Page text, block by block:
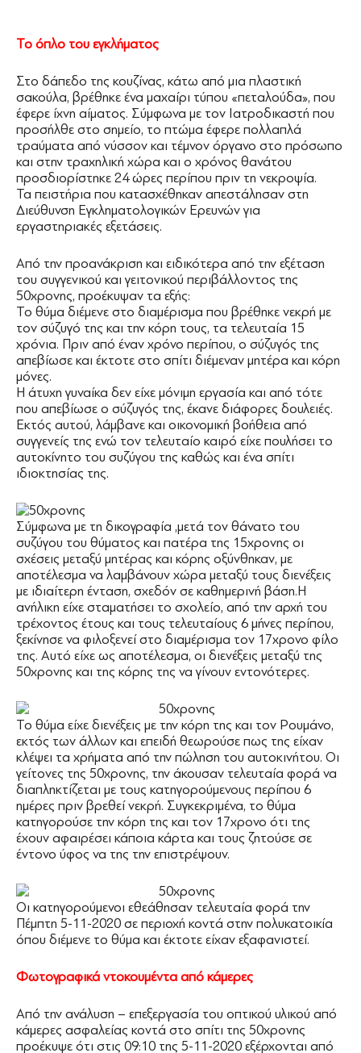
Το όπλο του εγκλήματος
Στο δάπεδο της κουζίνας, κάτω από μια πλαστική
σακούλα, βρέθηκε ένα μαχαίρι τύπου «πεταλούδα», που
έφερε ίχνη αίματος. Σύμφωνα με τον Ιατροδικαστή που
προσήλθε στο σημείο, το πτώμα έφερε πολλαπλά
τραύματα από νύσσον και τέμνον όργανο στο πρόσωπο
και στην τραχηλική χώρα και ο χρόνος θανάτου
προσδιορίστηκε 24 ώρες περίπου πριν τη νεκροψία.
Τα πειστήρια που κατασχέθηκαν απεστάλησαν στη
Διεύθυνση Εγκληματολογικών Ερευνών για
εργαστηριακές εξετάσεις.
Από την προανάκριση και ειδικότερα από την εξέταση
του συγγενικού και γειτονικού περιβάλλοντος της
50χρονης, προέκυψαν τα εξής:
Το θύμα διέμενε στο διαμέρισμα που βρέθηκε νεκρή με
τον σύζυγό της και την κόρη τους, τα τελευταία 15
χρόνια. Πριν από έναν χρόνο περίπου, ο σύζυγός της
απεβίωσε και έκτοτε στο σπίτι διέμεναν μητέρα και κόρη
μόνες.
Η άτυχη γυναίκα δεν είχε μόνιμη εργασία και από τότε
που απεβίωσε ο σύζυγός της, έκανε διάφορες δουλειές.
Εκτός αυτού, λάμβανε και οικονομική βοήθεια από
συγγενείς της ενώ τον τελευταίο καιρό είχε πουλήσει το
αυτοκίνητο του συζύγου της καθώς και ένα σπίτι
ιδιοκτησίας της.
Σύμφωνα με τη δικογραφία ,μετά τον θάνατο του
συζύγου του θύματος και πατέρα της 15χρονης οι
σχέσεις μεταξύ μητέρας και κόρης οξύνθηκαν, με
αποτέλεσμα να λαμβάνουν χώρα μεταξύ τους διενέξεις
με ιδιαίτερη ένταση, σχεδόν σε καθημερινή βάση.Η
ανήλικη είχε σταματήσει το σχολείο, από την αρχή του
τρέχοντος έτους και τους τελευταίους 6 μήνες περίπου,
ξεκίνησε να φιλοξενεί στο διαμέρισμα τον 17χρονο φίλο
της. Αυτό είχε ως αποτέλεσμα, οι διενέξεις μεταξύ της
50χρονης και της κόρης της να γίνουν εντονότερες.
Το θύμα είχε διενέξεις με την κόρη της και τον Ρουμάνο,
εκτός των άλλων και επειδή θεωρούσε πως της είχαν
κλέψει τα χρήματα από την πώληση του αυτοκινήτου. Οι
γείτονες της 50χρονης, την άκουσαν τελευταία φορά να
διαπληκτίζεται με τους κατηγορούμενους περίπου 6
ημέρες πριν βρεθεί νεκρή. Συγκεκριμένα, το θύμα
κατηγορούσε την κόρη της και τον 17χρονο ότι της
έχουν αφαιρέσει κάποια κάρτα και τους ζητούσε σε
έντονο ύφος να της την επιστρέψουν.
Οι κατηγορούμενοι εθεάθησαν τελευταία φορά την
Πέμπτη 5-11-2020 σε περιοχή κοντά στην πολυκατοικία
όπου διέμενε το θύμα και έκτοτε είχαν εξαφανιστεί.
Φωτογραφικά ντοκουμέντα από κάμερες
Από την ανάλυση – επεξεργασία του οπτικού υλικού από
κάμερες ασφαλείας κοντά στο σπίτι της 50χρονης
προέκυψε ότι στις 09:10 της 5-11-2020 εξέρχονται από